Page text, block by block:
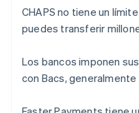
CHAPS no tiene un
puedes transferir
Los bancos imponen
con Bacs,